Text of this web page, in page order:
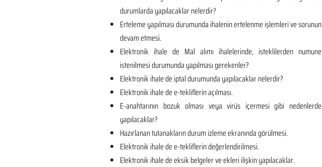
durumlarda yapılacaklar nelerdir?
Erteleme yapılması durumunda ihalenin ertelenme işlemleri ve sorunun
devam etmesi.
Elektronik ihale de Mal alımı ihalelerinde, isteklilerden numune
istenilmesi durumunda yapılması gerekenler?
Elektronik ihale de iptal durumunda yapılacaklar nelerdir?
Elektronik ihale de e-tekliflerin açılması.
E-anahtarının bozuk olması veya virüs içermesi gibi nedenlerde
yapılacaklar?
Hazırlanan tutanakların durum izleme ekranında görülmesi.
Elektronik ihale de e-tekliflerin değerlendirilmesi.
Elektronik ihale de eksik belgeler ve ekleri ilişkin yapılacaklar.